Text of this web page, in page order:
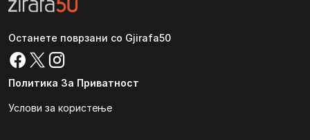
Останете поврзани со Gjirafa50
Политика За Приватност
Услови за користење